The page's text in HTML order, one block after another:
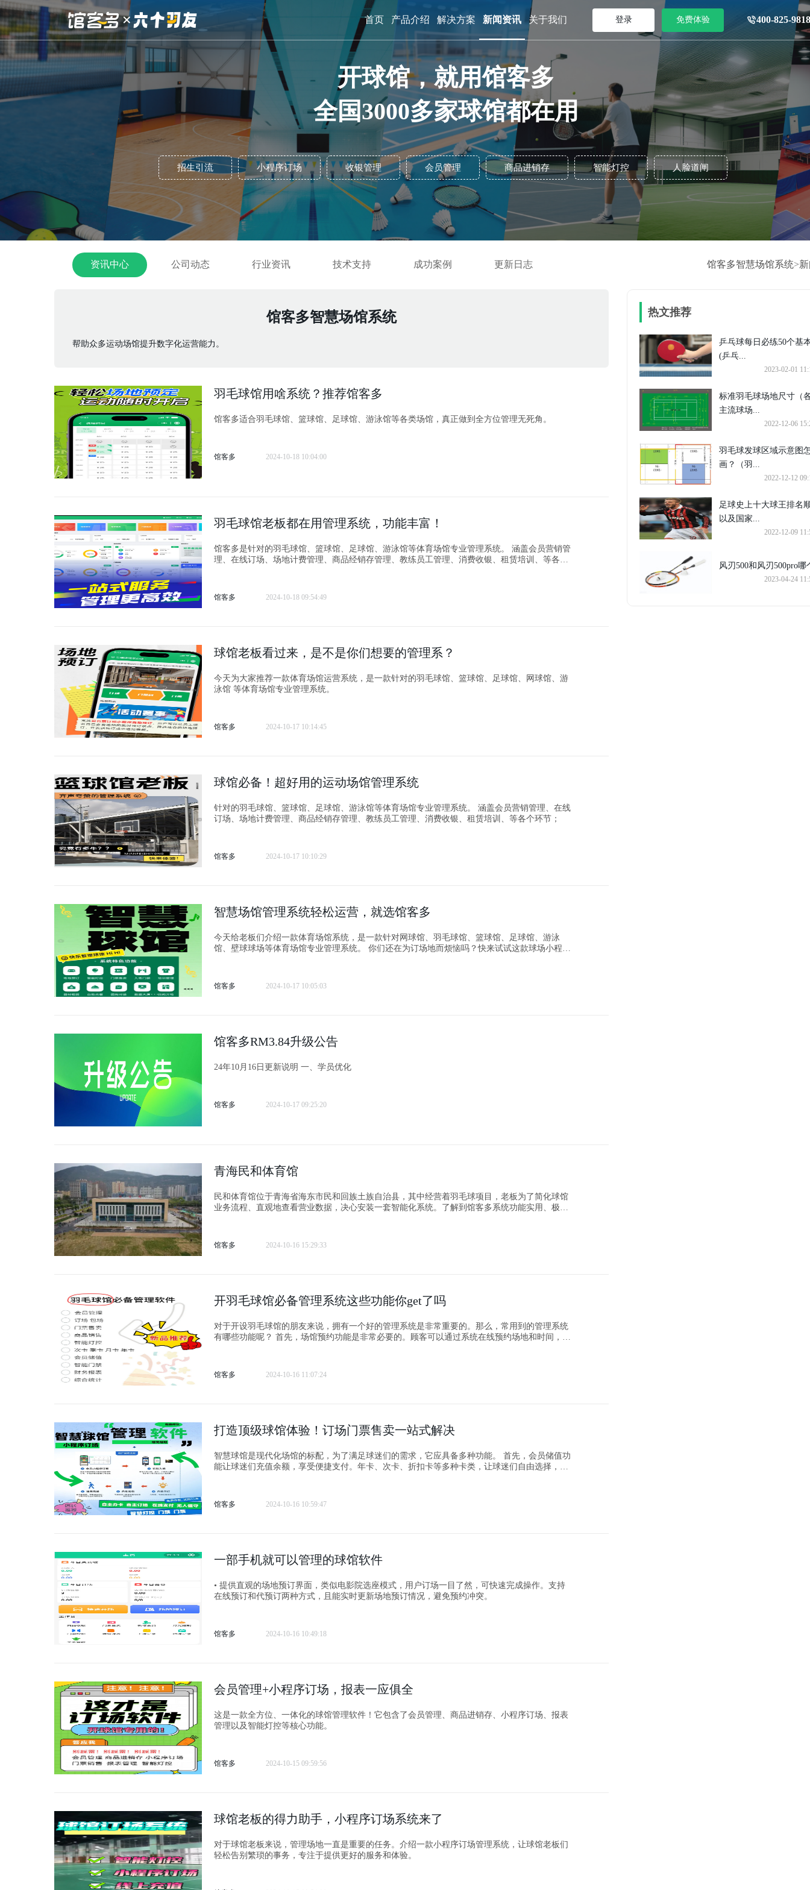
首页 产品介绍 解决方案 新闻资讯 关于我们 登录 免费体验 400-825-9818
开球馆，就用馆客多
全国3000多家球馆都在用
招生引流 小程序订场 收银管理 会员管理 商品进销存 智能灯控 人脸道闸
资讯中心 公司动态 行业资讯 技术支持 成功案例 更新日志 馆客多智慧场馆系统>
馆客多智慧场馆系统
帮助众多运动场馆提升数字化运营能力。
羽毛球馆用啥系统？推荐馆客多
馆客多适合羽毛球馆、篮球馆、足球馆、游泳馆等各类场馆，真正做到全方位管理无死角。
馆客多 2024-10-18 10:04:00
羽毛球馆老板都在用管理系统，功能丰富！
馆客多是针对的羽毛球馆、篮球馆、足球馆、游泳馆等体育场馆专业管理系统。 涵盖会员营销管
理、在线订场、场地计费管理、商品经销存管理、教练员工管理、消费收银、租赁培训、等各个
馆客多 2024-10-18 09:54:49
球馆老板看过来，是不是你们想要的管理系？
今天为大家推荐一款体育场馆运营系统，是一款针对的羽毛球馆、篮球馆、足球馆、网球馆、游
泳馆 等体育场馆专业管理系统。
馆客多 2024-10-17 10:14:45
球馆必备！超好用的运动场馆管理系统
针对的羽毛球馆、篮球馆、足球馆、游泳馆等体育场馆专业管理系统。 涵盖会员营销管理、在线
订场、场地计费管理、商品经销存管理、教练员工管理、消费收银、租赁培训、等各个环节；
馆客多 2024-10-17 10:10:29
智慧场馆管理系统轻松运营，就选馆客多
今天给老板们介绍一款体育场馆系统，是一款针对网球馆、羽毛球馆、篮球馆、足球馆、游泳
馆、壁球球场等体育场馆专业管理系统。 你们还在为订场地而烦恼吗？快来试试这款球场小程
馆客多 2024-10-17 10:05:03
馆客多RM3.84升级公告
24年10月16日更新说明 一、学员优化
馆客多 2024-10-17 09:25:20
青海民和体育馆
民和体育馆位于青海省海东市民和回族土族自治县，其中经营着羽毛球项目，老板为了简化球馆
业务流程、直观地查看营业数据，决心安装一套智能化系统。了解到馆客多系统功能实用、极易
馆客多 2024-10-16 15:29:33
开羽毛球馆必备管理系统这些功能你get了吗
对于开设羽毛球馆的朋友来说，拥有一个好的管理系统是非常重要的。那么，常用到的管理系统
有哪些功能呢？ 首先，场馆预约功能是非常必要的。顾客可以通过系统在线预约场地和时间，方
馆客多 2024-10-16 11:07:24
打造顶级球馆体验！订场门票售卖一站式解决
智慧球馆是现代化场馆的标配，为了满足球迷们的需求，它应具备多种功能。 首先，会员储值功
能让球迷们充值余额，享受便捷支付。年卡、次卡、折扣卡等多种卡类，让球迷们自由选择，轻
馆客多 2024-10-16 10:59:47
一部手机就可以管理的球馆软件
• 提供直观的场地预订界面，类似电影院选座模式，用户订场一目了然，可快速完成操作。支持
在线预订和代预订两种方式，且能实时更新场地预订情况，避免预约冲突。
馆客多 2024-10-16 10:49:18
会员管理+小程序订场，报表一应俱全
这是一款全方位、一体化的球馆管理软件！它包含了会员管理、商品进销存、小程序订场、报表
管理以及智能灯控等核心功能。
馆客多 2024-10-15 09:59:56
球馆老板的得力助手，小程序订场系统来了
对于球馆老板来说，管理场地一直是重要的任务。介绍一款小程序订场管理系统，让球馆老板们
轻松告别繁琐的事务，专注于提供更好的服务和体验。
热文推荐
乒乓球每日必练50个基
(乒乓...
2023-02-01
标准羽毛球场地尺寸（
主流球场...
2022-12-06
羽毛球发球区域示意图
画？（羽...
2022-12-12
足球史上十大球王排名
以及国家...
2022-12-09
风刃500和风刃500pro哪
2023-04-24